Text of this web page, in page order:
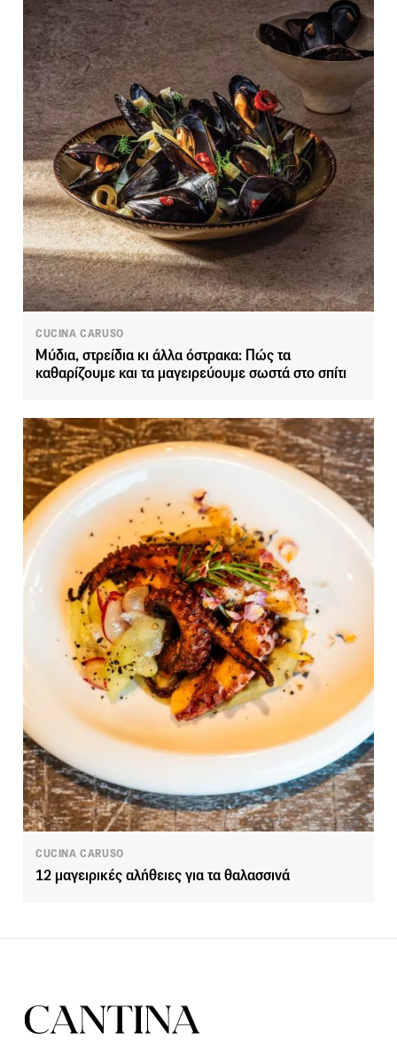
CUCINA CARUSO
Μύδια, στρείδια κι άλλα όστρακα: Πώς τα
καθαρίζουμε και τα μαγειρεύουμε σωστά στο σπίτι
CUCINA CARUSO
12 μαγειρικές αλήθειες για τα θαλασσινά